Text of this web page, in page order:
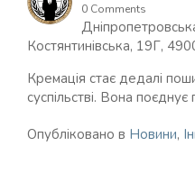
0 Comments
Костянтинівська, 19Г,
Кремація стає дедалі
суспільстві. Вона поєднує
Опубліковано в Новини,